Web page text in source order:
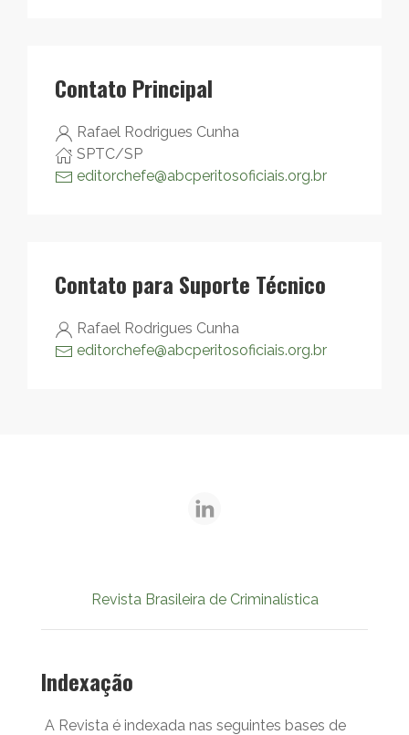
Contato Principal
Rafael Rodrigues Cunha
SPTC/SP
editorchefe@abcperitosoficiais.org.br
Contato para Suporte Técnico
Rafael Rodrigues Cunha
editorchefe@abcperitosoficiais.org.br
Revista Brasileira de Criminalística
Indexação
A Revista é indexada nas seguintes bases de